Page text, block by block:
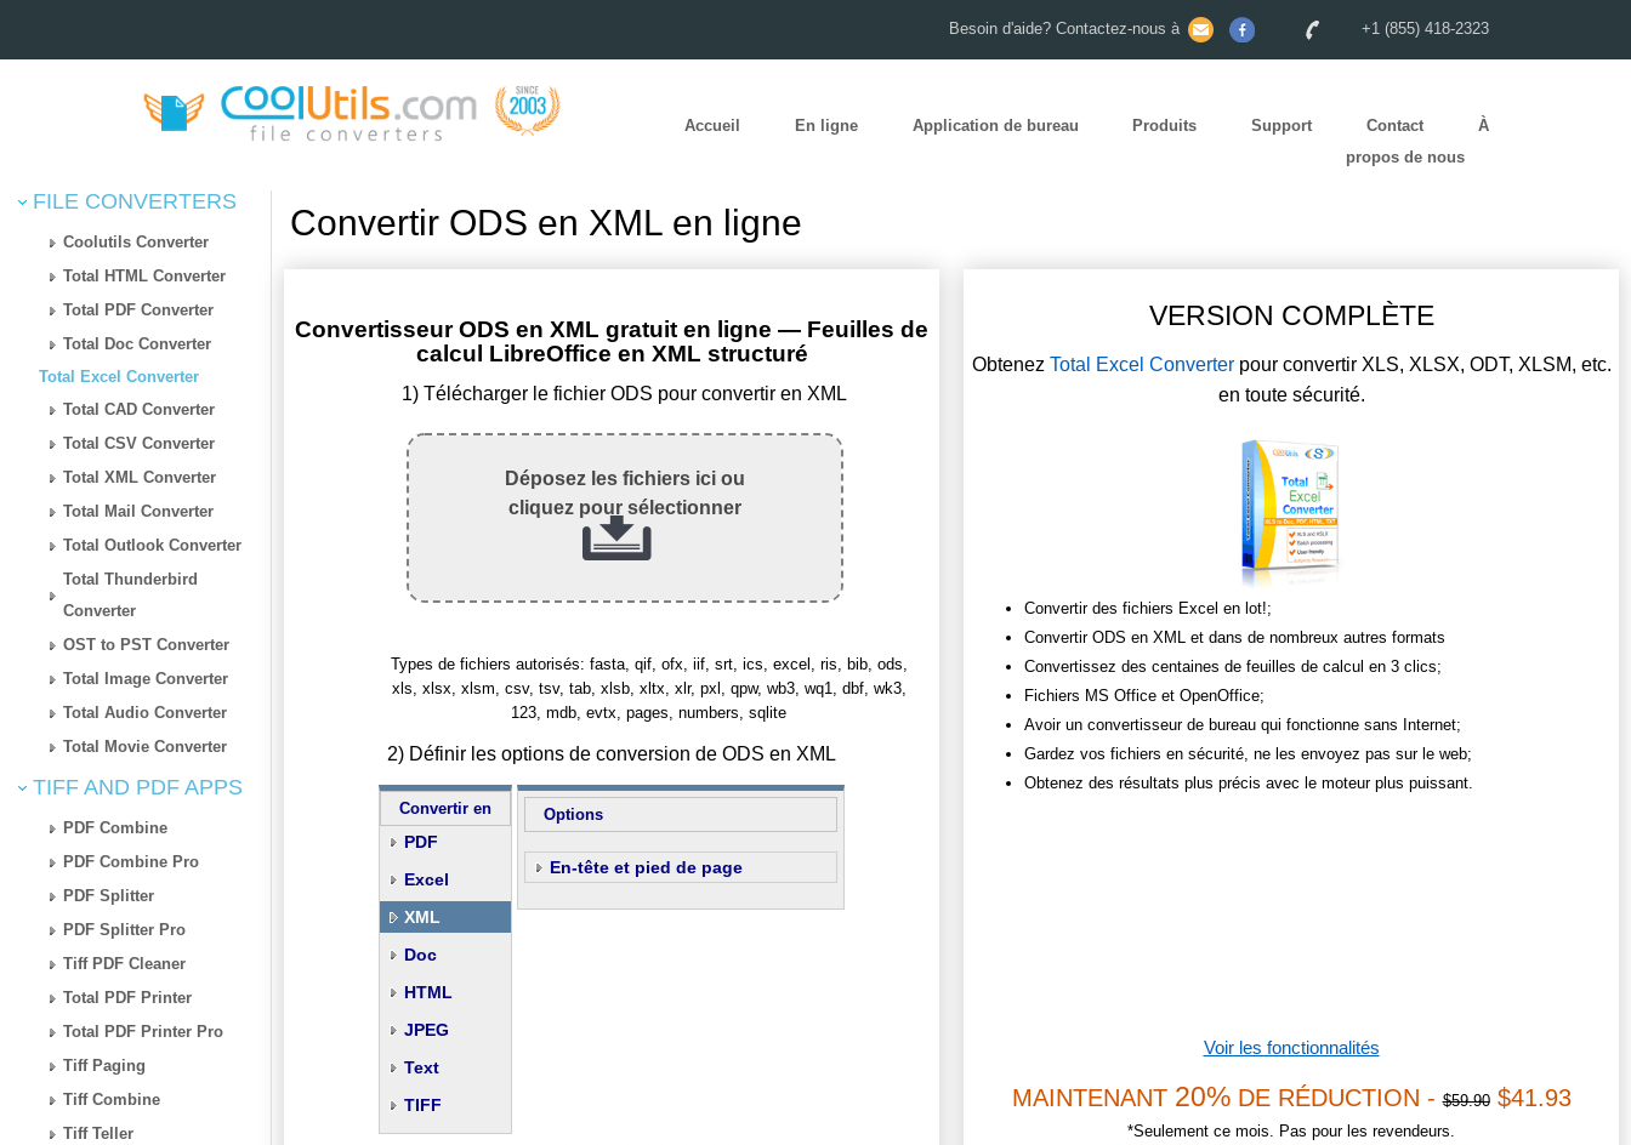
Besoin d'aide? Contactez-nous à +1 (855) 418-2323
Accueil En ligne Application de bureau Produits Support Contact
À
propos de nous
FILE CONVERTERS
Coolutils Converter
Total HTML Converter
Total PDF Converter
Total Doc Converter
Total Excel Converter
Total CAD Converter
Total CSV Converter
Total XML Converter
Total Mail Converter
Total Outlook Converter
Total Thunderbird
Converter
OST to PST Converter
Total Image Converter
Total Audio Converter
Total Movie Converter
TIFF AND PDF APPS
PDF Combine
PDF Combine Pro
PDF Splitter
PDF Splitter Pro
Tiff PDF Cleaner
Total PDF Printer
Total PDF Printer Pro
Tiff Paging
Tiff Combine
Tiff Teller
Convertir ODS en XML en ligne
Convertisseur ODS en XML gratuit en ligne — Feuilles de
calcul LibreOffice en XML structuré
1) Télécharger le fichier ODS pour convertir en XML
Déposez les fichiers ici ou
cliquez pour sélectionner
Types de fichiers autorisés: fasta, qif, ofx, iif, srt, ics, excel, ris, bib, ods,
xls, xlsx, xlsm, csv, tsv, tab, xlsb, xltx, xlr, pxl, qpw, wb3, wq1, dbf, wk3,
123, mdb, evtx, pages, numbers, sqlite
2) Définir les options de conversion de ODS en XML
Convertir en
PDF
Excel
XML
Doc
HTML
JPEG
Text
TIFF
Options
En-tête et pied de page
VERSION COMPLÈTE
Obtenez Total Excel Converterpour convertir XLS, XLSX, ODT, XLSM, etc.
en toute sécurité.
Convertir des fichiers Excel en lot!;
Convertir ODS en XML et dans de nombreux autres formats
Convertissez des centaines de feuilles de calcul en 3 clics;
Fichiers MS Office et OpenOffice;
Avoir un convertisseur de bureau qui fonctionne sans Internet;
Gardez vos fichiers en sécurité, ne les envoyez pas sur le web;
Obtenez des résultats plus précis avec le moteur plus puissant.
Voir les fonctionnalités
MAINTENANT 20%DE RÉDUCTION -$59.90$41.93
*Seulement ce mois. Pas pour les revendeurs.